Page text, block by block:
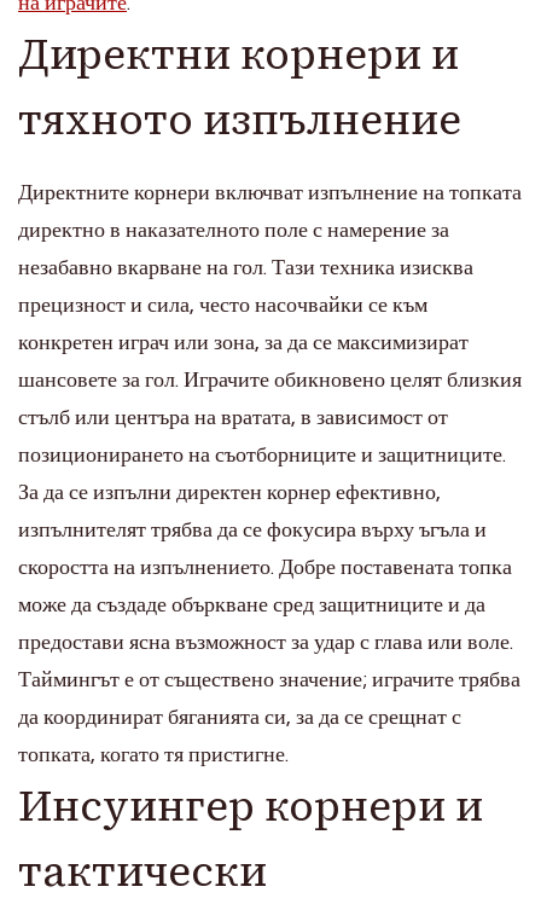
Директни корнери и
тяхното изпълнение
Директните корнери включват изпълнение на топката
директно в наказателното поле с намерение за
незабавно вкарване на гол. Тази техника изисква
прецизност и сила, често насочвайки се към
конкретен играч или зона, за да се максимизират
шансовете за гол. Играчите обикновено целят близкия
стълб или центъра на вратата, в зависимост от
позиционирането на съотборниците и защитниците.
За да се изпълни директен корнер ефективно,
изпълнителят трябва да се фокусира върху ъгъла и
скоростта на изпълнението. Добре поставената топка
може да създаде объркване сред защитниците и да
предостави ясна възможност за удар с глава или воле.
Таймингът е от съществено значение; играчите трябва
да координират бяганията си, за да се срещнат с
топката, когато тя пристигне.
Инсуингер корнери и
тактически